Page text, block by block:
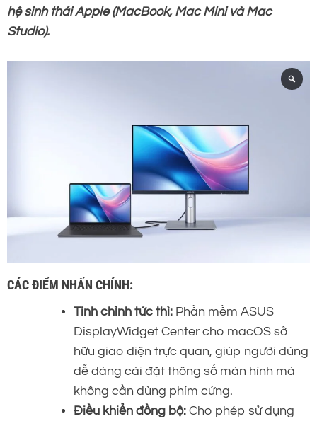
hệ sinh thái Apple (MacBook, Mac Mini và Mac
Studio).
CÁC ĐIỂM NHẤN CHÍNH:
Tinh chỉnh tức thì: Phần mềm ASUS
DisplayWidget Center cho macOS sở
hữu giao diện trực quan, giúp người dùng
dễ dàng cài đặt thông số màn hình mà
không cần dùng phím cứng.
Điều khiển đồng bộ: Cho phép sử dụng